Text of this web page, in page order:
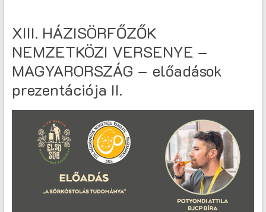
XIII. HÁZISÖRFŐZŐK
NEMZETKÖZI VERSENYE –
MAGYARORSZÁG – előadások
prezentációja II.